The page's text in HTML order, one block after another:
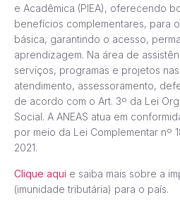
e Acadêmica (PIEA), oferecendo
benefícios complementares, para
básica, garantindo o acesso,
aprendizagem. Na área de
serviços, programas e projetos
atendimento, assessoramento,
de acordo com o Art. 3º da Lei
Social. A ANEAS atua em
por meio da Lei Complementar nº
2021.
Clique aqui e saiba mais sobre a
(imunidade tributária) para o país.